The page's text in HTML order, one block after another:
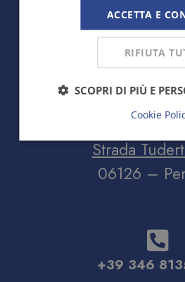
Il nostro salone è a
centro
Strada
06126 –
+39 346
ACCETTA E
RIFIUTA
SCOPRI DI PIÙ E
Cookie